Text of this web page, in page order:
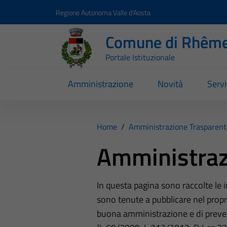
Regione Autonoma Valle d'Aosta
Comune di
Portale Istituzionale
Amministrazione Novità
Home / Amministrazione
In questa pagina sono raccolte
sono tenute a pubblicare nel
buona amministrazione e di